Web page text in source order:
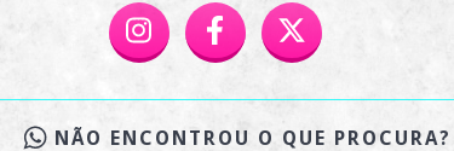
NÃO ENCONTROU O QUE PROCURA?